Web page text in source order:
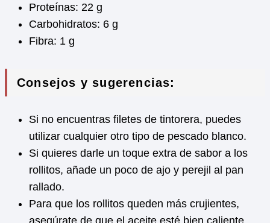
Proteínas: 22 g
Carbohidratos: 6 g
Fibra: 1 g
Consejos y sugerencias:
Si no encuentras filetes de tintorera, puedes
utilizar cualquier otro tipo de pescado blanco.
Si quieres darle un toque extra de sabor a los
rollitos, añade un poco de ajo y perejil al pan
rallado.
Para que los rollitos queden más crujientes,
asegúrate de que el aceite esté bien caliente